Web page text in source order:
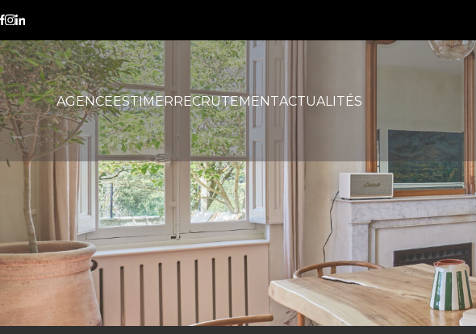
AGENCEESTIMERRECRUTEMENTACTUALITÉS
coup de cœur immobilier